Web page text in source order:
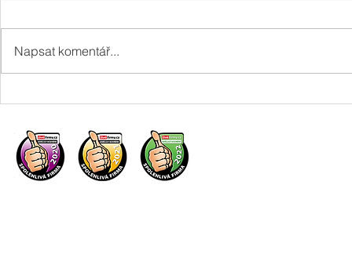
břemeno?
Napsat komentář...